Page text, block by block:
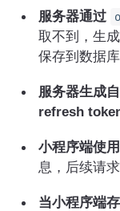
服务器通过
取不到，生
保存到数据
服务器生成
refresh
小程序端使用
息，后续请
当小程序端